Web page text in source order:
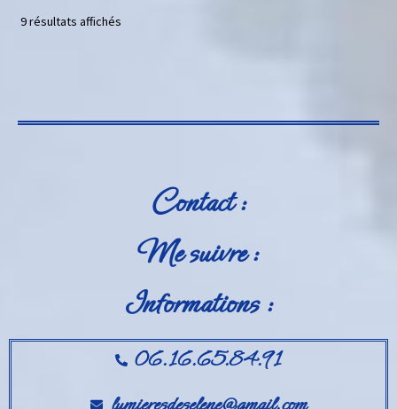
9 résultats affichés
Contact :
Me suivre :
Informations :
06.16.65.84.91